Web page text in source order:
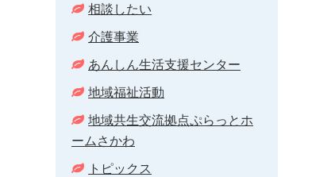
相談したい
介護事業
あんしん生活支援センター
地域福祉活動
地域共生交流拠点ぷらっとホ
ームさかわ
トピックス